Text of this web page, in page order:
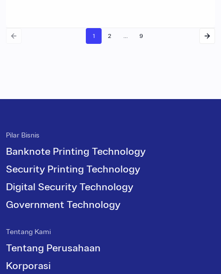
1 2 ... 9
Pilar Bisnis
Banknote Printing Technology
Security Printing Technology
Digital Security Technology
Government Technology
Tentang Kami
Tentang Perusahaan
Korporasi